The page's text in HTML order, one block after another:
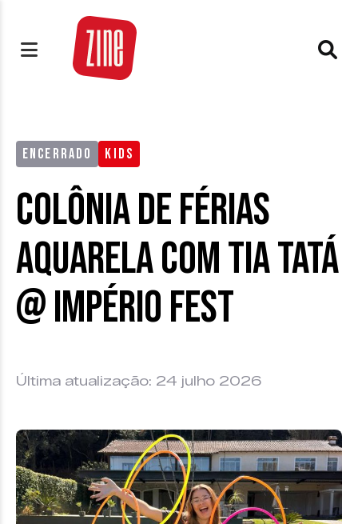
ENCERRADO KIDS
Colônia de Férias
Aquarela com Tia Tatá
@ Império Fest
Última atualização: 24 julho 2026